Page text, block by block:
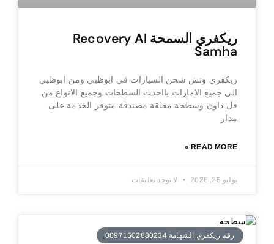
ريكفري السمحة Recovery Al
Samha
ريكفري ونش شحن السيارات في ابوظبي ومن ابوظبي
الى جميع الامارات بااحدث السطحات وجميع الانواع من
فل داون وسطحة مغلقة مصندقة متوفر الخدمة على
مدار
READ MORE »
يوليو 25, 2026 لا توجد تعليقات
رقم ريكفري الشهامة 00971502880234